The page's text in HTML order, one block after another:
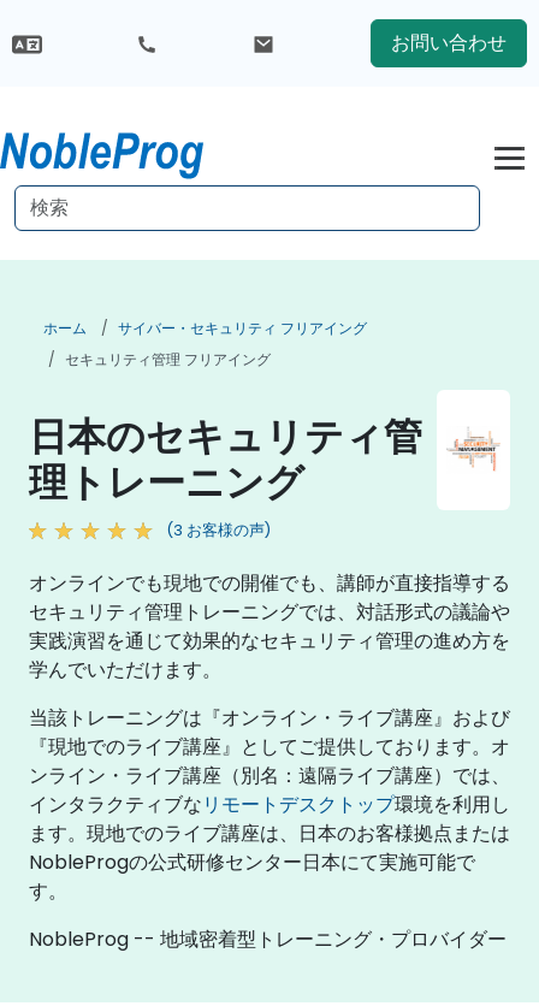
お問い合わせ
ホーム
サイバー・セキュリティ フリアイング
セキュリティ管理 フリアイング
日本のセキュリティ管
理トレーニング
(3 お客様の声)
オンラインでも現地での開催でも、講師が直接指導する
セキュリティ管理トレーニングでは、対話形式の議論や
実践演習を通じて効果的なセキュリティ管理の進め方を
学んでいただけます。
当該トレーニングは『オンライン・ライブ講座』および
『現地でのライブ講座』としてご提供しております。オ
ンライン・ライブ講座（別名：遠隔ライブ講座）では、
インタラクティブなリモートデスクトップ環境を利用し
ます。現地でのライブ講座は、日本のお客様拠点または
NobleProgの公式研修センター日本にて実施可能で
す。
NobleProg -- 地域密着型トレーニング・プロバイダー